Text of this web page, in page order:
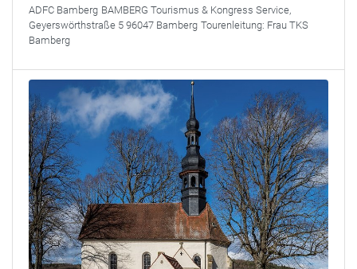
ADFC Bamberg BAMBERG Tourismus & Kongress Service,
Geyerswörthstraße 5 96047 Bamberg Tourenleitung: Frau TKS
Bamberg